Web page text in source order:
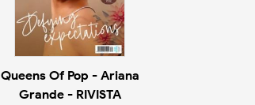
Queens Of Pop - Ariana
Grande - RIVISTA